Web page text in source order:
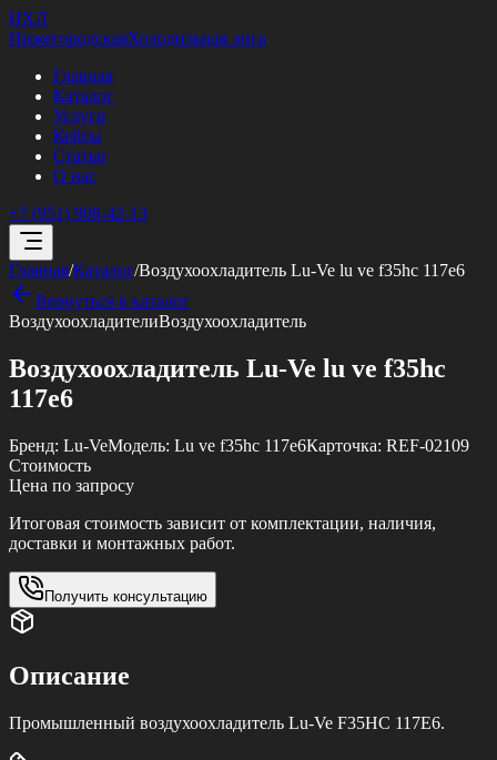
НХЛ
НижегородскаяХолодильная лига
Главная
Каталог
Услуги
Кейсы
Статьи
О нас
+7 (951) 908-42-13
Главная/Каталог/Воздухоохладитель Lu-Ve lu ve f35hc 117e6
Вернуться в каталог
ВоздухоохладителиВоздухоохладитель
Воздухоохладитель Lu-Ve lu ve f35hc
117e6
Бренд: Lu-VeМодель: Lu ve f35hc 117e6Карточка: REF-02109
Стоимость
Цена по запросу
Итоговая стоимость зависит от комплектации, наличия,
доставки и монтажных работ.
Получить консультацию
Описание
Промышленный воздухоохладитель Lu-Ve F35HC 117E6.